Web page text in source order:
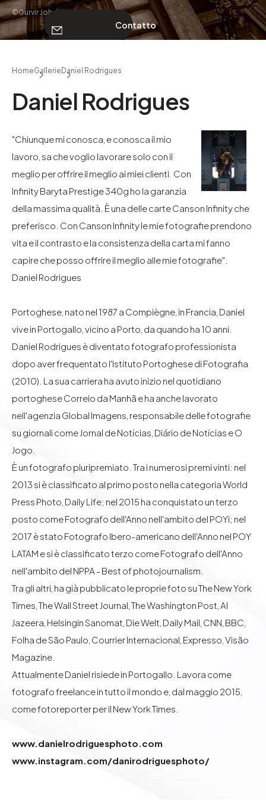
CHI SIAMO
©Gurvir Johal
HomeGallerie Daniel Rodrigues
Daniel Rodrigues
"Chiunque mi conosca, e conosca il mio
lavoro, sa che voglio lavorare solo con il
meglio per offrire il meglio ai miei clienti. Con
Infinity Baryta Prestige 340g ho la garanzia
della massima qualità. È una delle carte Canson Infinity che
preferisco. Con Canson Infinity le mie fotografie prendono
vita e il contrasto e la consistenza della carta mi fanno
capire che posso offrire il meglio alle mie fotografie". ​
Daniel Rodrigues
Portoghese, nato nel 1987 a Compiègne, in Francia, Daniel
vive in Portogallo, vicino a Porto, da quando ha 10 anni.
Daniel Rodrigues è diventato fotografo professionista
dopo aver frequentato l'Istituto Portoghese di Fotografia
(2010). La sua carriera ha avuto inizio nel quotidiano
portoghese Correio da Manhã e ha anche lavorato
nell'agenzia Global Imagens, responsabile delle fotografie
su giornali come Jornal de Notícias, Diário de Notícias e O
Jogo.
È un fotografo pluripremiato. Tra i numerosi premi vinti: nel
2013 si è classificato al primo posto nella categoria World
Press Photo, Daily Life; nel 2015 ha conquistato un terzo
posto come Fotografo dell'Anno nell'ambito del POYi; nel
2017 è stato Fotografo Ibero-americano dell'Anno nel POY
LATAM e si è classificato terzo come Fotografo dell'Anno
nell'ambito del NPPA - Best of photojournalism.
Tra gli altri, ha già pubblicato le proprie foto su The New York
Times, The Wall Street Journal, The Washington Post, Al
Jazeera, Helsingin Sanomat, Die Welt, Daily Mail, CNN, BBC,
Folha de São Paulo, Courrier Internacional, Expresso, Visão
Magazine.
Attualmente Daniel risiede in Portogallo. Lavora come
fotografo freelance in tutto il mondo e, dal maggio 2015,
come fotoreporter per il New York Times.
www.danielrodriguesphoto.com
www.instagram.com/danirodriguesphoto/